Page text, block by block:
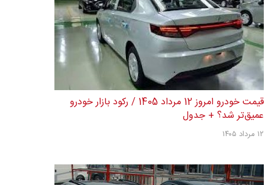
قیمت خودرو امروز 12 مرداد 1405 / رکود بازار خودرو
عمیق‌تر شد؟ + جدول
۱۲ مرداد ۱۴۰۵